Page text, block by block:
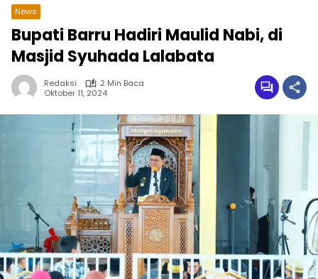
News
Bupati Barru Hadiri Maulid Nabi, di
Masjid Syuhada Lalabata
Redaksi
2 Min Baca
Oktober 11, 2024